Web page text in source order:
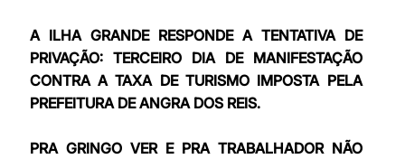
A ILHA GRANDE RESPONDE A TENTATIVA DE
PRIVAÇÃO: TERCEIRO DIA DE MANIFESTAÇÃO
CONTRA A TAXA DE TURISMO IMPOSTA PELA
PREFEITURA DE ANGRA DOS REIS.
PRA GRINGO VER E PRA TRABALHADOR NÃO